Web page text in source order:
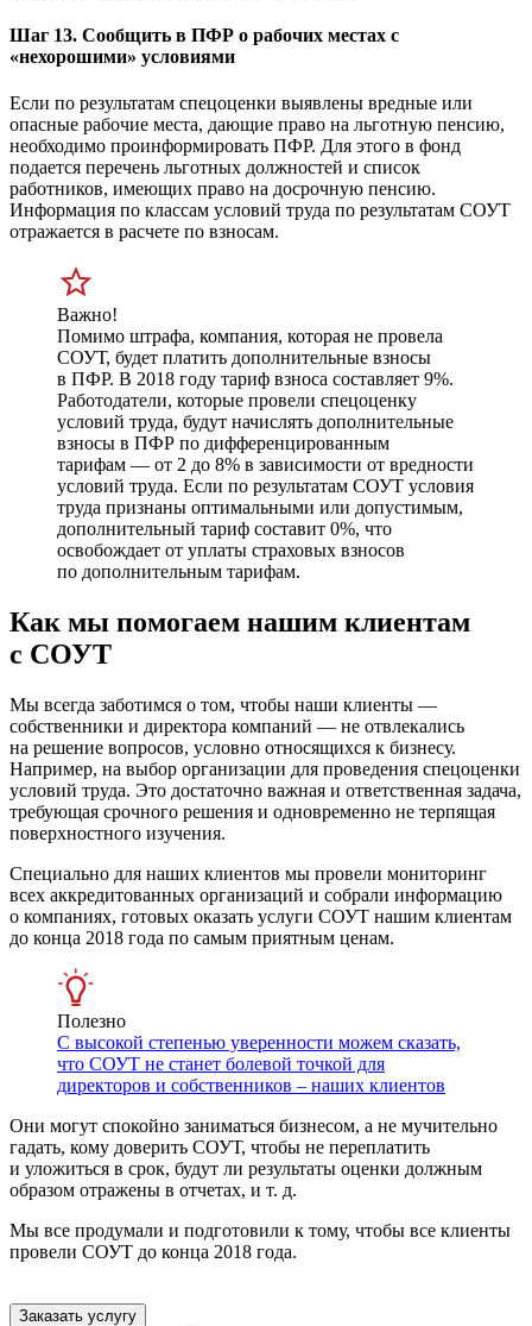
Шаг 13. Сообщить в ПФР о рабочих местах с
«нехорошими» условиями
Если по результатам спецоценки выявлены вредные или
опасные рабочие места, дающие право на льготную пенсию,
необходимо проинформировать ПФР. Для этого в фонд
подается перечень льготных должностей и список
работников, имеющих право на досрочную пенсию.
Информация по классам условий труда по результатам СОУТ
отражается в расчете по взносам.
Важно!
Помимо штрафа, компания, которая не провела
СОУТ, будет платить дополнительные взносы
в ПФР. В 2018 году тариф взноса составляет 9%.
Работодатели, которые провели спецоценку
условий труда, будут начислять дополнительные
взносы в ПФР по дифференцированным
тарифам — от 2 до 8% в зависимости от вредности
условий труда. Если по результатам СОУТ условия
труда признаны оптимальными или допустимым,
дополнительный тариф составит 0%, что
освобождает от уплаты страховых взносов
по дополнительным тарифам.
Как мы помогаем нашим клиентам
с СОУТ
Мы всегда заботимся о том, чтобы наши клиенты —
собственники и директора компаний — не отвлекались
на решение вопросов, условно относящихся к бизнесу.
Например, на выбор организации для проведения спецоценки
условий труда. Это достаточно важная и ответственная задача,
требующая срочного решения и одновременно не терпящая
поверхностного изучения.
Специально для наших клиентов мы провели мониторинг
всех аккредитованных организаций и собрали информацию
о компаниях, готовых оказать услуги СОУТ нашим клиентам
до конца 2018 года по самым приятным ценам.
Полезно
С высокой степенью уверенности можем сказать,
что СОУТ не станет болевой точкой для
директоров и собственников – наших клиентов
Они могут спокойно заниматься бизнесом, а не мучительно
гадать, кому доверить СОУТ, чтобы не переплатить
и уложиться в срок, будут ли результаты оценки должным
образом отражены в отчетах, и т. д.
Мы все продумали и подготовили к тому, чтобы все клиенты
провели СОУТ до конца 2018 года.
Заказать услугу